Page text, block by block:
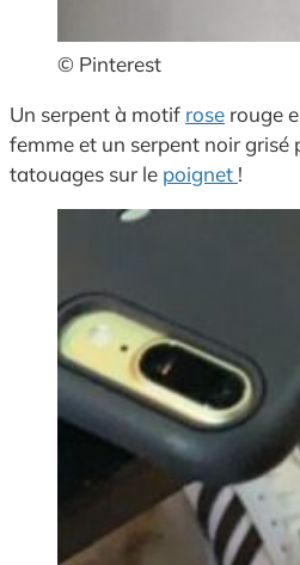
© Pinterest
Un serpent à motif rose rouge
femme et un serpent noir grisé
tatouages sur le poignet !